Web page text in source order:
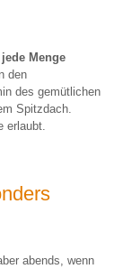
Menge
den
des gemütlichen
Spitzdach.
erlaubt.
abends, wenn